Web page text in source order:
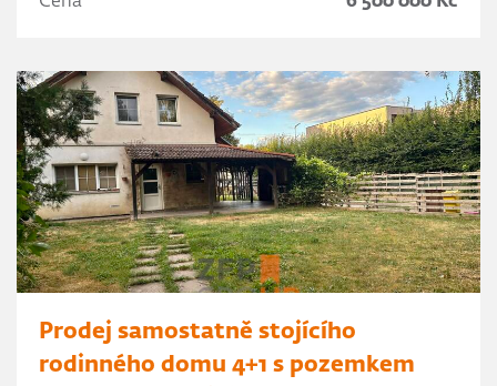
Prodej samostatně stojícího
rodinného domu 4+1 s pozemkem